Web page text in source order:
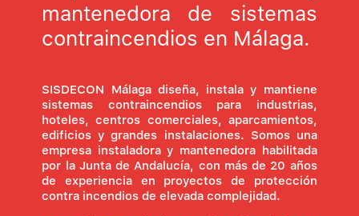
mantenedora de sistemas
contraincendios en Málaga.
SISDECON Málaga diseña, instala y mantiene
sistemas contraincendios para industrias,
hoteles, centros comerciales, aparcamientos,
edificios y grandes instalaciones. Somos una
empresa instaladora y mantenedora habilitada
por la Junta de Andalucía, con más de 20 años
de experiencia en proyectos de protección
contra incendios de elevada complejidad.